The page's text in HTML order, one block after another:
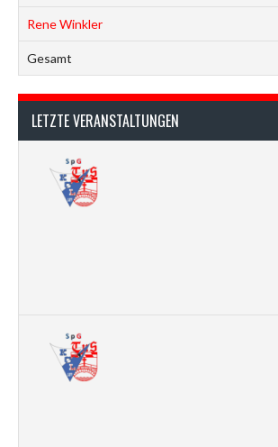
Rene Winkler
Gesamt
LETZTE VERANSTALTUNGEN